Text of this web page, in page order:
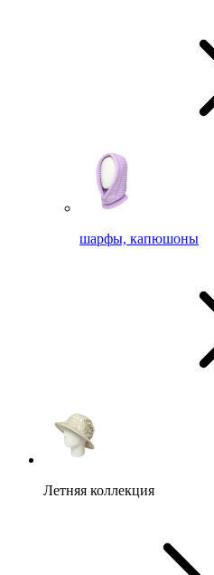
шарфы, капюшоны
Летняя коллекция